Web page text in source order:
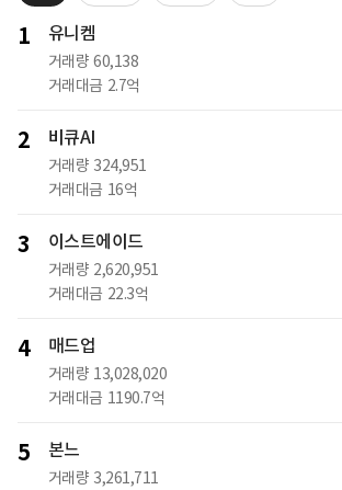
1 유니켐
거래량 60,138
거래대금 2.7억
2 비큐AI
거래량 324,951
거래대금 16억
3 이스트에이드
거래량 2,620,951
거래대금 22.3억
4 매드업
거래량 13,028,020
거래대금 1190.7억
5 본느
거래량 3,261,711